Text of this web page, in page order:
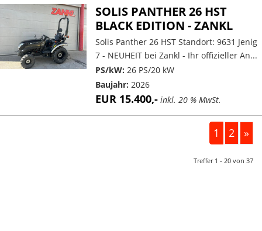
SOLIS PANTHER 26 HST
BLACK EDITION - ZANKL
Solis Panther 26 HST Standort: 9631 Jenig
7 - NEUHEIT bei Zankl - Ihr offizieller An...
PS/kW: 26 PS/20 kW
Baujahr: 2026
EUR 15.400,- inkl. 20 % MwSt.
1 2 »
Treffer 1 - 20 von 37